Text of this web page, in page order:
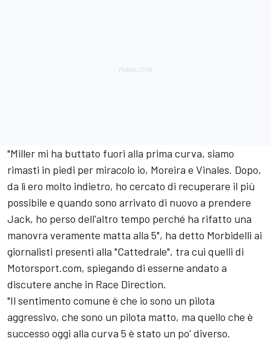
"Miller mi ha buttato fuori alla prima curva, siamo
rimasti in piedi per miracolo io, Moreira e Vinales. Dopo,
da lì ero molto indietro, ho cercato di recuperare il più
possibile e quando sono arrivato di nuovo a prendere
Jack, ho perso dell'altro tempo perché ha rifatto una
manovra veramente matta alla 5", ha detto Morbidelli ai
giornalisti presenti alla "Cattedrale", tra cui quelli di
Motorsport.com, spiegando di esserne andato a
discutere anche in Race Direction.
"Il sentimento comune è che io sono un pilota
aggressivo, che sono un pilota matto, ma quello che è
successo oggi alla curva 5 è stato un po' diverso.